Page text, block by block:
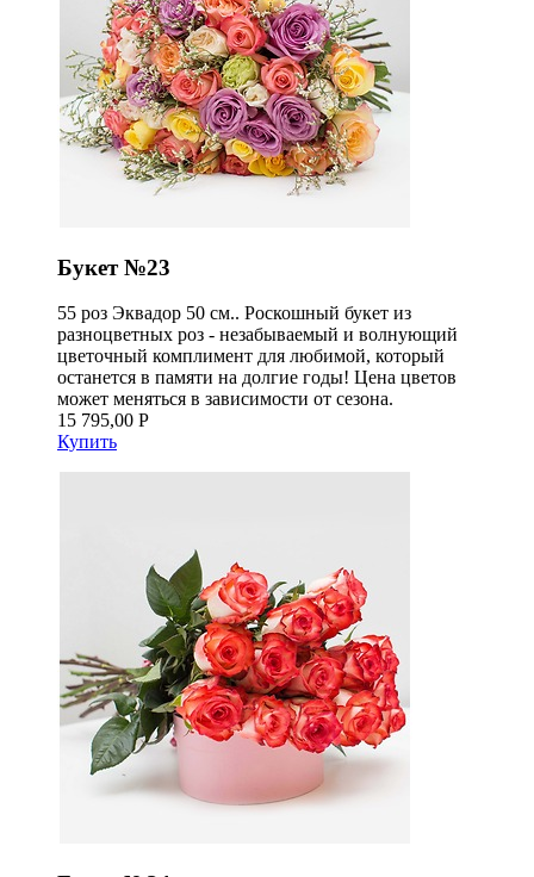
Букет №23
55 роз Эквадор 50 см.. Роскошный букет из
разноцветных роз - незабываемый и волнующий
цветочный комплимент для любимой, который
останется в памяти на долгие годы! Цена цветов
может меняться в зависимости от сезона.
15 795,00 Р
Купить